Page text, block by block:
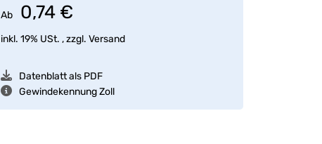
Ab 0,74 €
inkl. 19% USt. , zzgl. Versand
Datenblatt als PDF
Gewindekennung Zoll